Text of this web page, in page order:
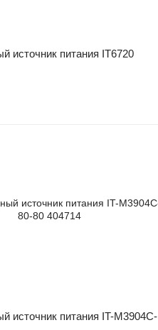
источник питания IT6720
источник питания IT-M3904C-